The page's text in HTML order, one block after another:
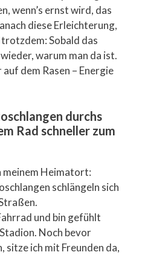
wenn’s ernst wird, das
diese Erleichterung,
Sobald das
warum man da ist.
dem Rasen – Energie
durchs
Rad schneller zum
meinem Heimatort:
schlängeln sich
und bin gefühlt
Noch bevor
sitze ich mit Freunden da,